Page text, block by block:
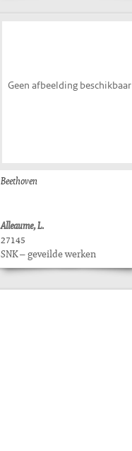
Geen afbeelding beschikbaar
Beethoven
Alleaume, L.
27145
SNK – geveilde werken